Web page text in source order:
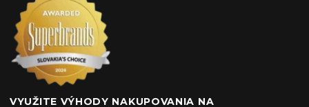
VYUŽITE VÝHODY NAKUPOVANIA NA